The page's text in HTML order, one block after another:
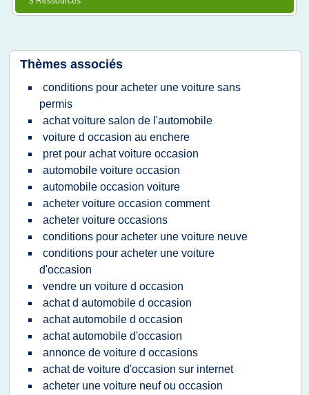
Thèmes associés
conditions pour acheter une voiture sans
permis
achat voiture salon de l'automobile
voiture d occasion au enchere
pret pour achat voiture occasion
automobile voiture occasion
automobile occasion voiture
acheter voiture occasion comment
acheter voiture occasions
conditions pour acheter une voiture neuve
conditions pour acheter une voiture
d'occasion
vendre un voiture d occasion
achat d automobile d occasion
achat automobile d occasion
achat automobile d'occasion
annonce de voiture d occasions
achat de voiture d'occasion sur internet
acheter une voiture neuf ou occasion